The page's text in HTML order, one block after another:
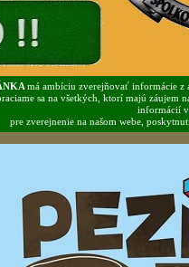
má ambíciu zverejňovať informácie z
sa na všetkých, ktorí majú
informácií v
pre zverejnenie na našom webe,